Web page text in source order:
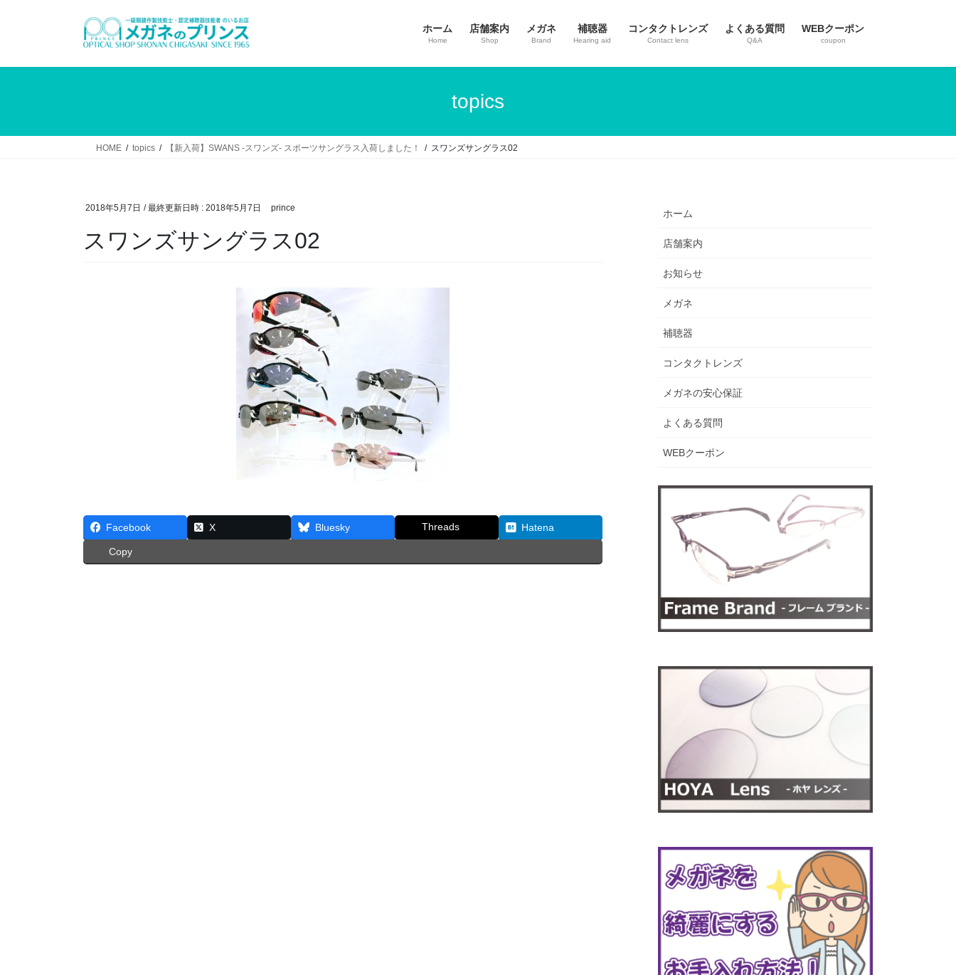
ホーム
Home
店舗案内
Shop
メガネ
Brand
補聴器
Hearing aid
コンタクトレンズ
Contact lens
よくある質問
Q&A
WEBクーポン
coupon
topics
HOME topics 【新入荷】SWANS -スワンズ- スポーツサングラス入荷しました！ スワンズサングラス02
2018年5月7日 / 最終更新日時 : 2018年5月7日 prince
スワンズサングラス02
Facebook X Bluesky Threads Hatena
Copy
ホーム
店舗案内
お知らせ
メガネ
補聴器
コンタクトレンズ
メガネの安心保証
よくある質問
WEBクーポン